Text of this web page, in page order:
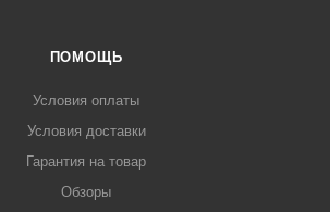
ПОМОЩЬ
Условия оплаты
Условия доставки
Гарантия на товар
Обзоры